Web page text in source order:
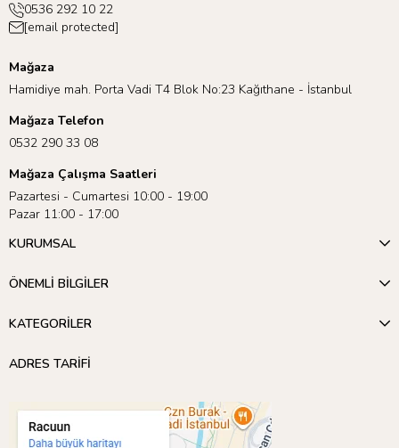
0536 292 10 22
[email protected]
Mağaza
Hamidiye mah. Porta Vadi T4 Blok No:23 Kağıthane - İstanbul
Mağaza Telefon
0532 290 33 08
Mağaza Çalışma Saatleri
Pazartesi - Cumartesi 10:00 - 19:00
Pazar 11:00 - 17:00
KURUMSAL
ÖNEMLİ BİLGİLER
KATEGORİLER
ADRES TARİFİ